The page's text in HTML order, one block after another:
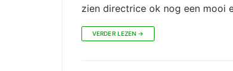
zien directrice ok nog een mooi
VERDER LEZEN →